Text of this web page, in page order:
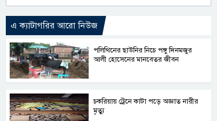
এ ক্যাটাগরির আরো নিউজ
পলিথিনের ছাউনির নিচে পঙ্গু দিনমজুর
আলী হোসেনের মানবেতর জীবন
চকরিয়ায় ট্রেনে কাটা পড়ে অজ্ঞাত নারীর
মৃত্যু